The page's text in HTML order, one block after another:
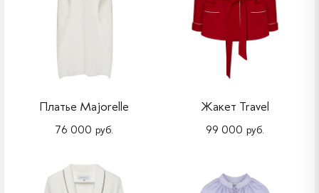
Платье Majorelle
76 000 руб.
Жакет Travel
99 000 руб.